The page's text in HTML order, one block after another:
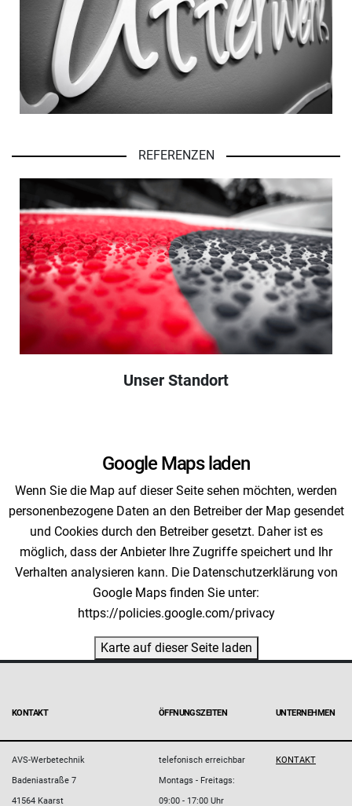
REFERENZEN
Unser Standort
Google Maps laden
Wenn Sie die Map auf dieser Seite sehen möchten, werden
personenbezogene Daten an den Betreiber der Map gesendet
und Cookies durch den Betreiber gesetzt. Daher ist es
möglich, dass der Anbieter Ihre Zugriffe speichert und Ihr
Verhalten analysieren kann. Die Datenschutzerklärung von
Google Maps finden Sie unter:
https://policies.google.com/privacy
Karte auf dieser Seite laden
KONTAKT ÖFFNUNGSZEITEN UNTERNEHMEN
AVS-Werbetechnik
Badeniastraße 7
41564 Kaarst
telefonisch erreichbar
Montags - Freitags:
09:00 - 17:00 Uhr
KONTAKT